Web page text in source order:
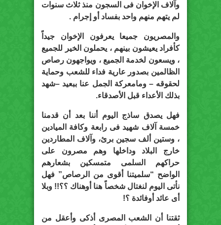
وآلاف الإخوان فى السجون منذ ثلاث سنوات
لم يتهم منهم واحد بفساد أو إجرام .
والمصريون جميعا يعرفون الإخوان جيداً
كأفراد يعيشون بينهم ، يحملون الخير للجميع
، ويسعون لخدمة الجميع ، ويواجهون رصاص
الظالمين بصدور عارية فداء للشعب وحماية
لحقوقه – ومامعركة الجمل عنا ببعيد –شهد
بذلك الأعداء قبل الأصدقاء.
فهل يصدق ساذج اليوم أننا بعد أن قدمنا
خمسة آلاف شهيد فى رابعة وكافة الميادين
، وستين ألف سجين برئ، وآلاف المطاردين
خارج البلاد وداخلها وهم مصرون على
حراكهم السلمى متمسكين بشعارهم
الواضح “سلميتنا أقوى من الرصاص” فهل
نأتى اليوم لنغتال شخصاً هنا أوهناك ؟؟!! وبلا
أى عائد أوفائدة ؟!
ثقتنا أن الشعب المصرى أذكى وأعقل من